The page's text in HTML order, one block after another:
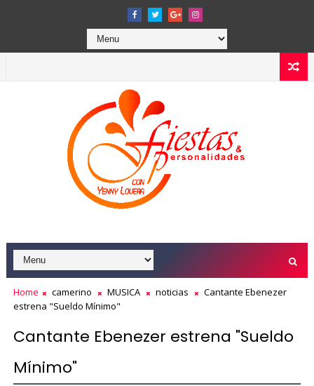
Home camerino MUSICA noticias
Cantante Ebenezer
estrena "Sueldo Mínimo"
Cantante Ebenezer estrena "Sueldo
Mínimo"